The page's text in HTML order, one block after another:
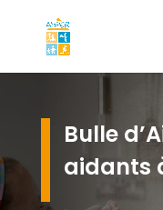
Bulle
aidants